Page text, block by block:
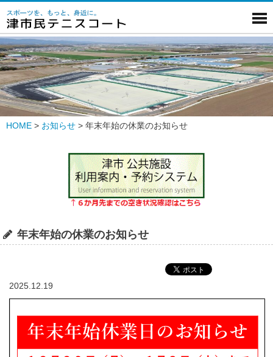
HOME > お知らせ > 年末年始の休業のお知らせ
年末年始の休業のお知らせ
2025.12.19